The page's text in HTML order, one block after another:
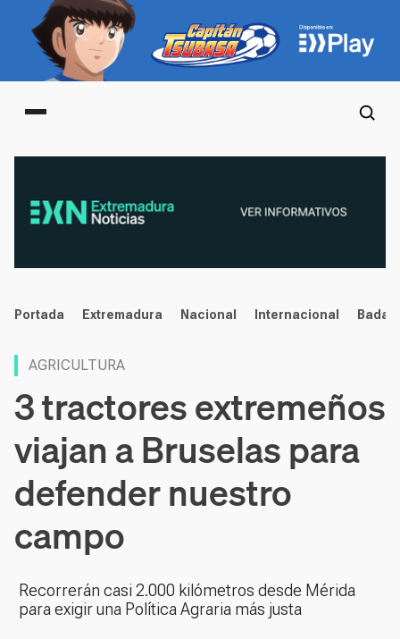
Main menu
noticias
Portada Extremadura Nacional Internacional
AGRICULTURA
3 tractores extremeños
viajan a Bruselas para
defender nuestro
campo
Recorrerán casi 2.000 kilómetros desde Mérida
para exigir una Política Agraria más justa